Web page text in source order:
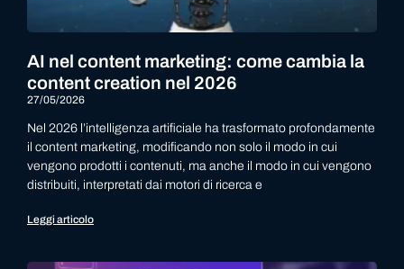
AI nel content marketing: come cambia la
content creation nel 2026
27/05/2026
Nel 2026 l’intelligenza artificiale ha trasformato profondamente
il content marketing, modificando non solo il modo in cui
vengono prodotti i contenuti, ma anche il modo in cui vengono
distribuiti, interpretati dai motori di ricerca e
Leggi articolo